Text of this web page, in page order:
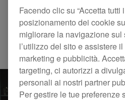
discute la funzione Pad
del vinile e molto altro.
Others DDJ-SB3
Facendo clic su “Accetta tutti
posizionamento dei cookie
migliorare la navigazione sul
l’utilizzo del sito e assistere
marketing e pubblicità.
targeting, ci autorizzi a
personali ai nostri partner
Per gestire le tue preferenze